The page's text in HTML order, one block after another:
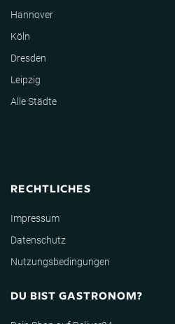
Hannover
Köln
Dresden
Leipzig
Alle Städte
RECHTLICHES
Impressum
Datenschutz
Nutzungsbedingungen
DU BIST GASTRONOM?